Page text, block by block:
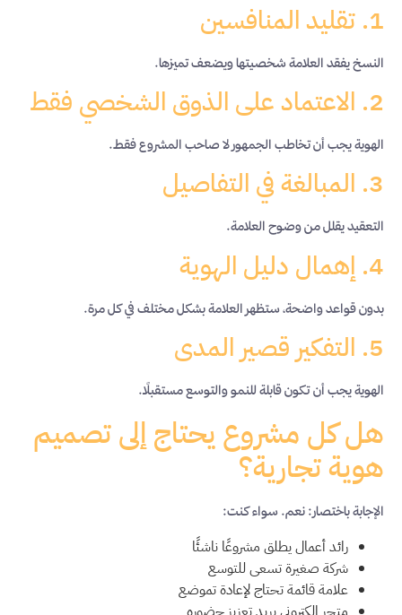
1. تقليد المنافسين
النسخ يفقد العلامة شخصيتها ويضعف تميزها.
2. الاعتماد على الذوق الشخصي فقط
الهوية يجب أن تخاطب الجمهور لا صاحب المشروع فقط.
3. المبالغة في التفاصيل
التعقيد يقلل من وضوح العلامة.
4. إهمال دليل الهوية
بدون قواعد واضحة، ستظهر العلامة بشكل مختلف في كل مرة.
5. التفكير قصير المدى
الهوية يجب أن تكون قابلة للنمو والتوسع مستقبلًا.
هل كل مشروع يحتاج إلى تصميم
هوية تجارية؟
الإجابة باختصار: نعم. سواء كنت:
رائد أعمال يطلق مشروعًا ناشئًا
شركة صغيرة تسعى للتوسع
علامة قائمة تحتاج لإعادة تموضع